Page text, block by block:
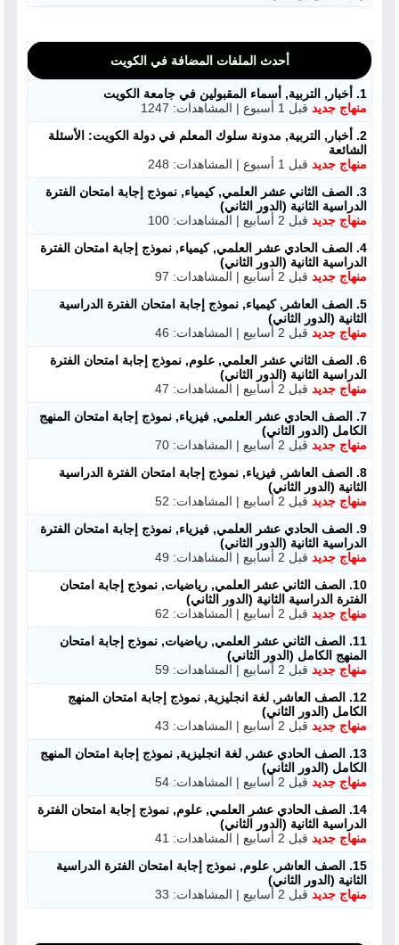
أحدث الملفات المضافة في الكويت
1. أخبار, التربية, أسماء المقبولين في جامعة الكويت
منهاج جديد قبل 1 أسبوع | المشاهدات: 1247
2. أخبار, التربية, مدونة سلوك المعلم في دولة الكويت: الأسئلة
الشائعة
منهاج جديد قبل 1 أسبوع | المشاهدات: 248
3. الصف الثاني عشر العلمي, كيمياء, نموذج إجابة امتحان الفترة
الدراسية الثانية (الدور الثاني)
منهاج جديد قبل 2 أسابيع | المشاهدات: 100
4. الصف الحادي عشر العلمي, كيمياء, نموذج إجابة امتحان الفترة
الدراسية الثانية (الدور الثاني)
منهاج جديد قبل 2 أسابيع | المشاهدات: 97
5. الصف العاشر, كيمياء, نموذج إجابة امتحان الفترة الدراسية
الثانية (الدور الثاني)
منهاج جديد قبل 2 أسابيع | المشاهدات: 46
6. الصف الثاني عشر العلمي, علوم, نموذج إجابة امتحان الفترة
الدراسية الثانية (الدور الثاني)
منهاج جديد قبل 2 أسابيع | المشاهدات: 47
7. الصف الحادي عشر العلمي, فيزياء, نموذج إجابة امتحان المنهج
الكامل (الدور الثاني)
منهاج جديد قبل 2 أسابيع | المشاهدات: 70
8. الصف العاشر, فيزياء, نموذج إجابة امتحان الفترة الدراسية
الثانية (الدور الثاني)
منهاج جديد قبل 2 أسابيع | المشاهدات: 52
9. الصف الحادي عشر العلمي, فيزياء, نموذج إجابة امتحان الفترة
الدراسية الثانية (الدور الثاني)
منهاج جديد قبل 2 أسابيع | المشاهدات: 49
10. الصف الثاني عشر العلمي, رياضيات, نموذج إجابة امتحان
الفترة الدراسية الثانية (الدور الثاني)
منهاج جديد قبل 2 أسابيع | المشاهدات: 62
11. الصف الثاني عشر العلمي, رياضيات, نموذج إجابة امتحان
المنهج الكامل (الدور الثاني)
منهاج جديد قبل 2 أسابيع | المشاهدات: 59
12. الصف العاشر, لغة انجليزية, نموذج إجابة امتحان المنهج
الكامل (الدور الثاني)
منهاج جديد قبل 2 أسابيع | المشاهدات: 43
13. الصف الحادي عشر, لغة انجليزية, نموذج إجابة امتحان المنهج
الكامل (الدور الثاني)
منهاج جديد قبل 2 أسابيع | المشاهدات: 54
14. الصف الحادي عشر العلمي, علوم, نموذج إجابة امتحان الفترة
الدراسية الثانية (الدور الثاني)
منهاج جديد قبل 2 أسابيع | المشاهدات: 41
15. الصف العاشر, علوم, نموذج إجابة امتحان الفترة الدراسية
الثانية (الدور الثاني)
منهاج جديد قبل 2 أسابيع | المشاهدات: 33